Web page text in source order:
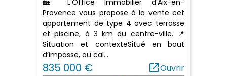
🏡 L’Office Immobilier d’Aix-en-
Provence vous propose à la vente cet
appartement de type 4 avec terrasse
et piscine, à 3 km du centre-ville. 📍
Situation et contexteSitué en bout
d’impasse, au cal...
835 000 € open_in_newOuvrir